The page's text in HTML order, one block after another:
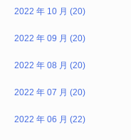
2022 年 10 月 (20)
2022 年 09 月 (20)
2022 年 08 月 (20)
2022 年 07 月 (20)
2022 年 06 月 (22)